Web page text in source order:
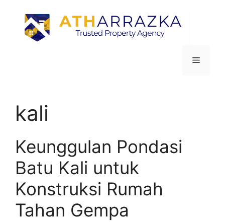
kali
Keunggulan Pondasi
Batu Kali untuk
Konstruksi Rumah
Tahan Gempa